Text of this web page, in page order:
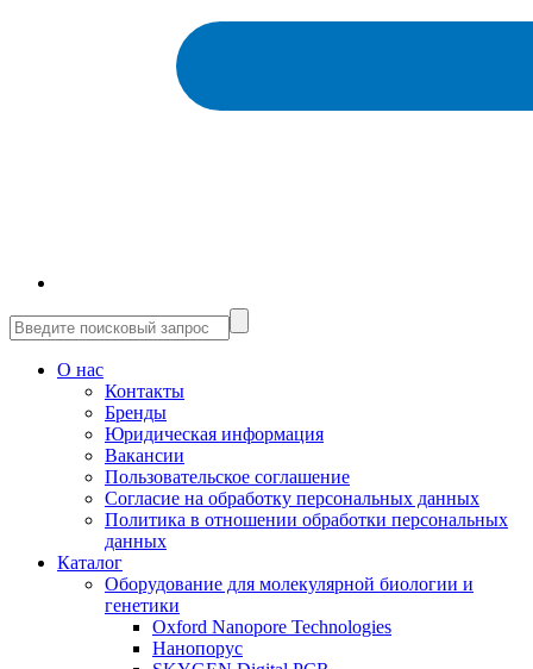
О нас
Контакты
Бренды
Юридическая информация
Вакансии
Пользовательское соглашение
Согласие на обработку персональных данных
Политика в отношении обработки персональных
данных
Каталог
Оборудование для молекулярной биологии и
генетики
Oxford Nanopore Technologies
Нанопорус